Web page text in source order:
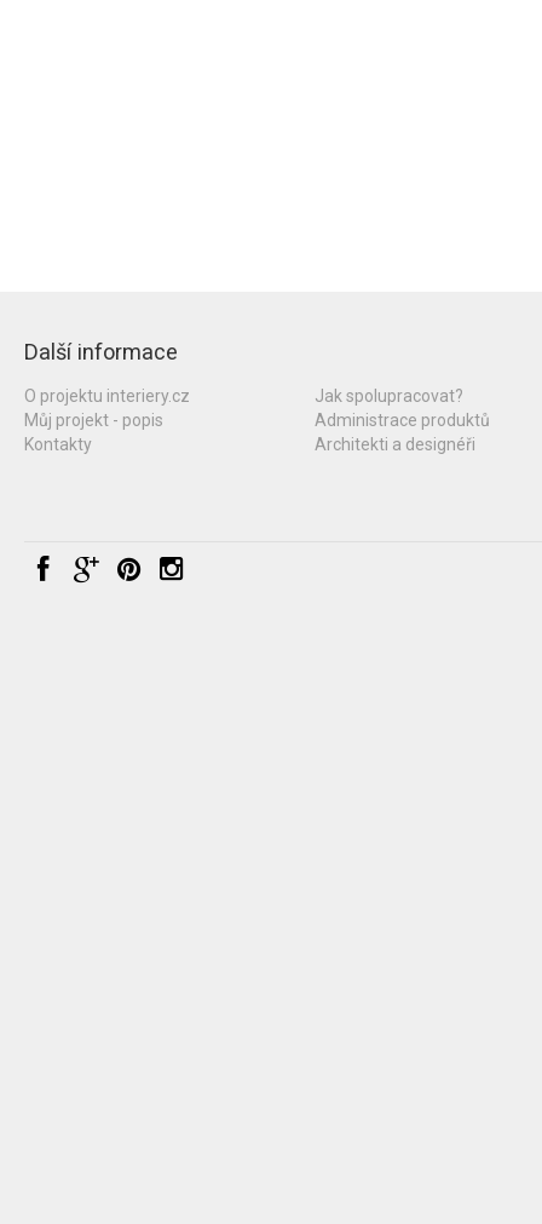
Další informace
O projektu interiery.cz
Můj projekt - popis
Kontakty
Jak spolupracovat?
Administrace produktů
Architekti a designéři